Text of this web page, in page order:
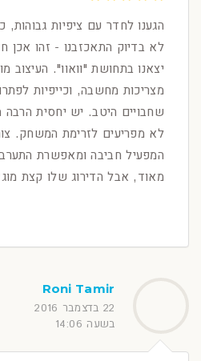
הגענו לחדר עם ציפיות גבוהות,
לא בדיוק התאכזבנו - זהו אכן
יצאנו בתחושת "וואוו".
מצריכות מחשבה, וכייפיות
שחבויים היטב. יש יחסית
לא מפריעים לזרימת המשחק.
המפעיל חביבה ומאפשרת
מאוד, אבל הדירוג שלו קצת
Roni Tamir
22 בדצמבר 2016
בשעה 14:06